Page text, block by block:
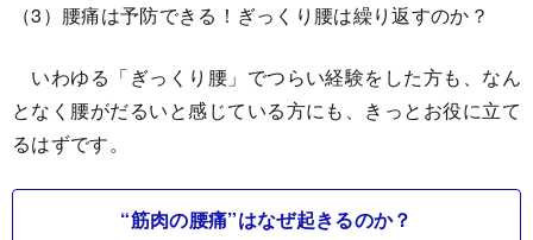
（3）腰痛は予防できる！ぎっくり腰は繰り返すのか？
いわゆる「ぎっくり腰」でつらい経験をした方も、なん
となく腰がだるいと感じている方にも、きっとお役に立て
るはずです。
“筋肉の腰痛”はなぜ起きるのか？